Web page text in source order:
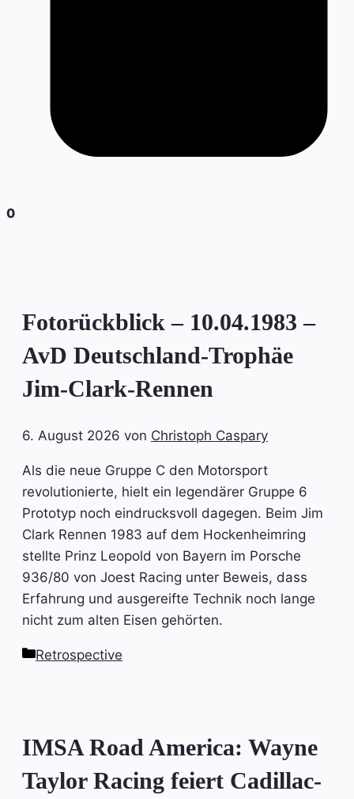
0
Fotorückblick – 10.04.1983 –
AvD Deutschland-Trophäe
Jim-Clark-Rennen
6. August 2026 von Christoph Caspary
Als die neue Gruppe C den Motorsport
revolutionierte, hielt ein legendärer Gruppe 6
Prototyp noch eindrucksvoll dagegen. Beim Jim
Clark Rennen 1983 auf dem Hockenheimring
stellte Prinz Leopold von Bayern im Porsche
936/80 von Joest Racing unter Beweis, dass
Erfahrung und ausgereifte Technik noch lange
nicht zum alten Eisen gehörten.
Kategorien
Retrospective
IMSA Road America: Wayne
Taylor Racing feiert Cadillac-